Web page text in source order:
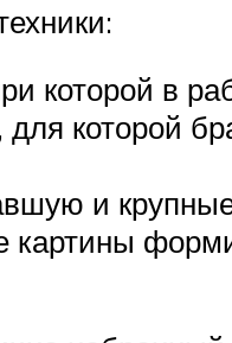
которой в
которой
и
картины